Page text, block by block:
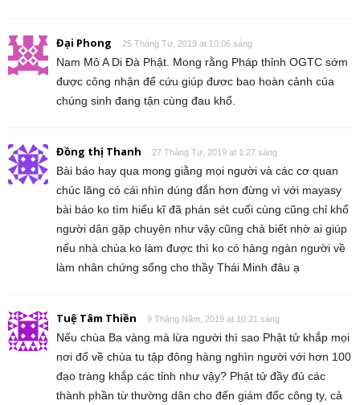
Đại Phong 25 Tháng Tư, 2019 at 10:06 sáng
Nam Mô A Di Đà Phật. Mong rằng Pháp thỉnh OGTC sớm
được công nhận để cứu giúp đươc bao hoàn cảnh của
chúng sinh đang tận cùng đau khổ.
Đồng thị Thanh 27 Tháng Tư, 2019 at 1:27 sáng
Bài báo hay qua mong giằng mọi người và các cơ quan
chúc lăng có cái nhìn dúng đắn hơn đừng vì với mayasy
bài báo ko tìm hiểu kĩ đã phán sét cuối cùng cũng chỉ khổ
người dân gặp chuyện như vậy cũng chả biết nhờ ai giúp
nếu nhà chùa ko làm được thì ko có hàng ngàn người về
làm nhân chứng sống cho thầy Thái Minh đâu ạ
Tuệ Tâm Thiền 9 Tháng Năm, 2019 at 10:21 sáng
Nếu chùa Ba vàng mà lừa người thì sao Phật tử khắp mọi
nơi đổ về chùa tu tập đông hàng nghìn người với hơn 100
đạo tràng khắp các tỉnh như vậy? Phật tử đầy đủ các
thành phần từ thường dân cho đến giám đốc công ty, cả